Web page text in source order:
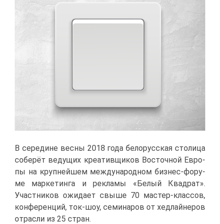
В се­ре­дине вес­ны 2018 го­да бе­ло­рус­ская сто­ли­ца
со­бе­рёт ве­ду­щих кре­а­тив­щи­ков Во­сточ­ной Ев­ро­
пы на круп­ней­шем меж­ду­на­род­ном биз­нес-фо­ру­
ме мар­ке­тин­га и ре­кла­мы «Бе­лый Квад­рат».
Участ­ни­ков ожи­да­ет свы­ше 70 ма­стер-клас­сов,
кон­фе­рен­ций, ток-шоу, се­ми­на­ров от хед­лай­не­ров
от­рас­ли из 25 стран.